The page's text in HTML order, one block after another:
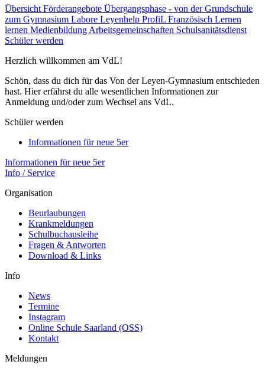
Übersicht Förderangebote Übergangsphase - von der Grundschule
zum Gymnasium Labore Leyenhelp ProfiL Französisch Lernen
lernen Medienbildung Arbeitsgemeinschaften Schulsanitätsdienst
Schüler werden
Herzlich willkommen am VdL!
Schön, dass du dich für das Von der Leyen-Gymnasium entschieden
hast. Hier erfährst du alle wesentlichen Informationen zur
Anmeldung und/oder zum Wechsel ans VdL.
Schüler werden
Informationen für neue 5er
Informationen für neue 5er
Info / Service
Organisation
Beurlaubungen
Krankmeldungen
Schulbuchausleihe
Fragen & Antworten
Download & Links
Info
News
Termine
Instagram
Online Schule Saarland (OSS)
Kontakt
Meldungen